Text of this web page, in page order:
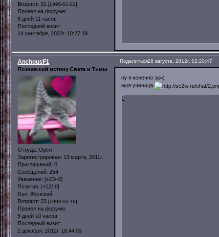
Возраст: 31 [1995-01-22]
Провел на форуме:
8 дней 11 часов
Последний визит:
14 сентября, 2022г. 10:27:19
Поделиться28 августа, 2012г. 02:20:47
AnchousF1
Познавший истину Света и Тьмы
Откуда: Орел
Зарегистрирован: 13 марта, 2011г.
Приглашений: 0
Сообщений: 254
Уважение: [+23/-0]
Позитив: [+12/-0]
Пол: Женский
Возраст: 33 [1993-06-18]
Провел на форуме:
5 дней 10 часов
Последний визит:
2 декабря, 2012г. 18:44:03
ну я конечно за=)
моя ученица
0